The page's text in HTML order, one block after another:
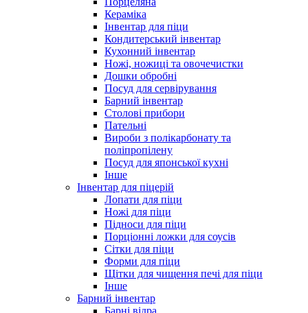
Кераміка
Інвентар для піци
Кондитерський інвентар
Кухонний інвентар
Ножі, ножиці та овочечистки
Дошки обробні
Посуд для сервірування
Барний інвентар
Столові прибори
Пательні
Вироби з полікарбонату та
поліпропілену
Посуд для японської кухні
Інше
Інвентар для піцерій
Лопати для піци
Ножі для піци
Підноси для піци
Порціонні ложки для соусів
Сітки для піци
Форми для піци
Щітки для чищення печі для піци
Інше
Барний інвентар
Барні відра